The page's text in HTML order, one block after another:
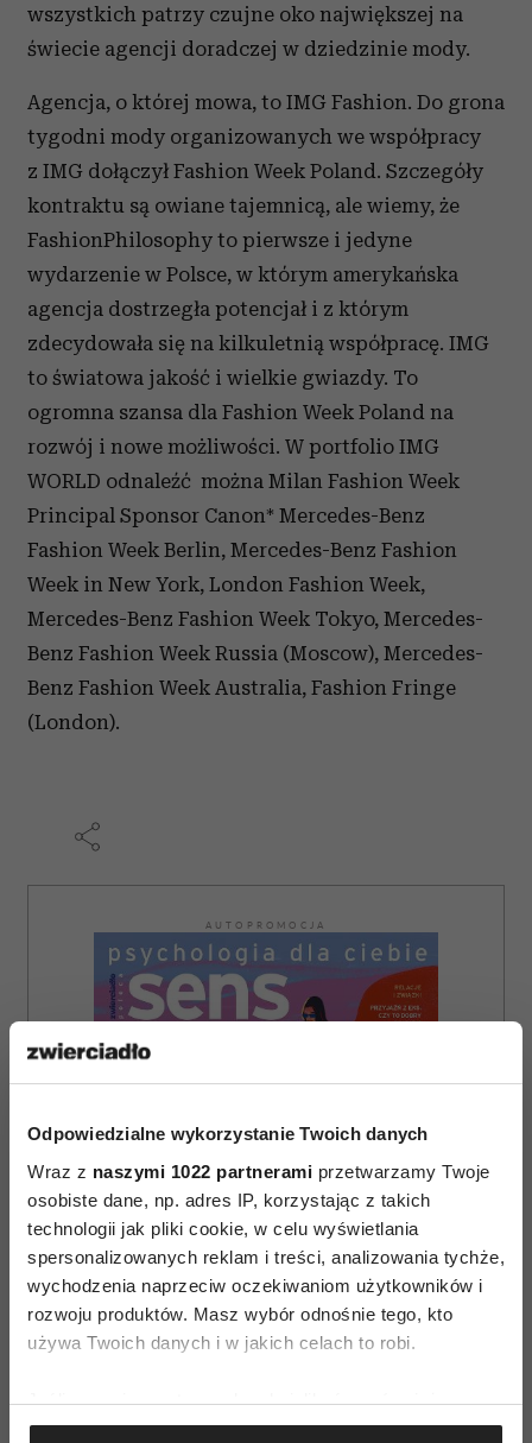
Odpowiedzialne wykorzystanie Twoich danych
Wraz z naszymi 1022 partnerami przetwarzamy Twoje
osobiste dane, np. adres IP, korzystając z takich
technologii jak pliki cookie, w celu wyświetlania
spersonalizowanych reklam i treści, analizowania tychże,
wychodzenia naprzeciw oczekiwaniom użytkowników i
rozwoju produktów. Masz wybór odnośnie tego, kto
używa Twoich danych i w jakich celach to robi.
Jeśli wyrazisz na to zgodę, chcielibyśmy również:
Gromadzić dane dotyczące Twojej lokalizacji
wszystkich patrzy czujne oko największej na
świecie agencji doradczej w dziedzinie mody.
Agencja, o której mowa, to IMG Fashion. Do grona
tygodni mody organizowanych we współpracy
z IMG dołączył Fashion Week Poland. Szczegóły
kontraktu są owiane tajemnicą, ale wiemy, że
FashionPhilosophy to pierwsze i jedyne
wydarzenie w Polsce, w którym amerykańska
agencja dostrzegła potencjał i z którym
zdecydowała się na kilkuletnią współpracę. IMG
to światowa jakość i wielkie gwiazdy. To
ogromna szansa dla Fashion Week Poland na
rozwój i nowe możliwości. W portfolio IMG
WORLD odnaleźć można Milan Fashion Week
Principal Sponsor Canon* Mercedes-Benz
Fashion Week Berlin, Mercedes-Benz Fashion
Week in New York, London Fashion Week,
Mercedes-Benz Fashion Week Tokyo, Mercedes-
Benz Fashion Week Russia (Moscow), Mercedes-
Benz Fashion Week Australia, Fashion Fringe
(London).
AUTOPROMOCJA
ZAMÓW